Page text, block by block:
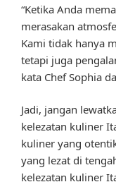
“Ketika Anda
merasakan
Kami tidak hanya
tetapi juga
kata Chef Sophia
Jadi, jangan
kelezatan kuliner
kuliner yang
yang lezat di
kelezatan kuliner